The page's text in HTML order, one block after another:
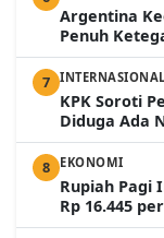
Argentina
Penuh
7 INTERNASIONAL
KPK Soroti
Diduga Ada
8 EKONOMI
Rupiah Pagi
Rp 16.445